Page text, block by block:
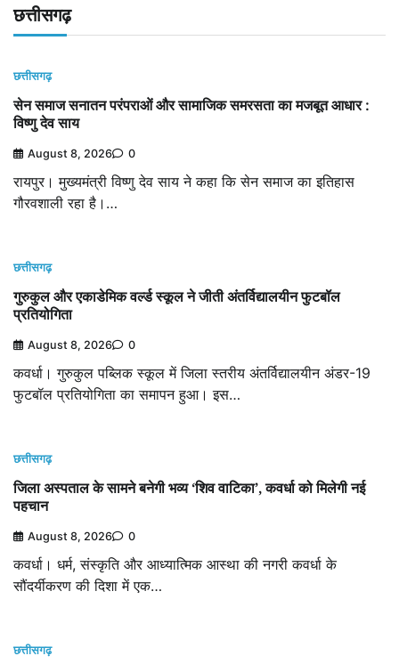
छत्तीसगढ़
छत्तीसगढ़
सेन समाज सनातन परंपराओं और सामाजिक समरसता का मजबूत आधार :
विष्णु देव साय
August 8, 2026 0
रायपुर। मुख्यमंत्री विष्णु देव साय ने कहा कि सेन समाज का इतिहास
गौरवशाली रहा है।…
छत्तीसगढ़
गुरुकुल और एकाडेमिक वर्ल्ड स्कूल ने जीती अंतर्विद्यालयीन फुटबॉल
प्रतियोगिता
August 8, 2026 0
कवर्धा। गुरुकुल पब्लिक स्कूल में जिला स्तरीय अंतर्विद्यालयीन अंडर-19
फुटबॉल प्रतियोगिता का समापन हुआ। इस…
छत्तीसगढ़
जिला अस्पताल के सामने बनेगी भव्य ‘शिव वाटिका’, कवर्धा को मिलेगी नई
पहचान
August 8, 2026 0
कवर्धा। धर्म, संस्कृति और आध्यात्मिक आस्था की नगरी कवर्धा के
सौंदर्यीकरण की दिशा में एक…
छत्तीसगढ़